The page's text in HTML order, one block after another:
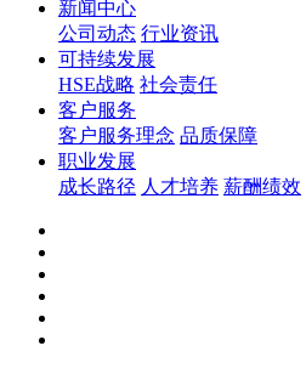
新闻中心
公司动态 行业资讯
可持续发展
HSE战略 社会责任
客户服务
客户服务理念 品质保障
职业发展
成长路径 人才培养 薪酬绩效